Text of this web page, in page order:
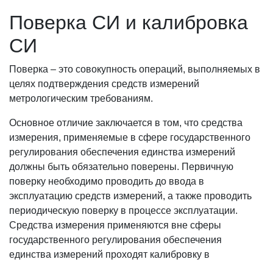
Поверка СИ и калибровка
СИ
Поверка – это совокупность операций, выполняемых в
целях подтверждения средств измерений
метрологическим требованиям.
Основное отличие заключается в том, что средства
измерения, применяемые в сфере государственного
регулирования обеспечения единства измерений
должны быть обязательно поверены. Первичную
поверку необходимо проводить до ввода в
эксплуатацию средств измерений, а также проводить
периодическую поверку в процессе эксплуатации.
Средства измерения применяются вне сферы
государственного регулирования обеспечения
единства измерений проходят калибровку в